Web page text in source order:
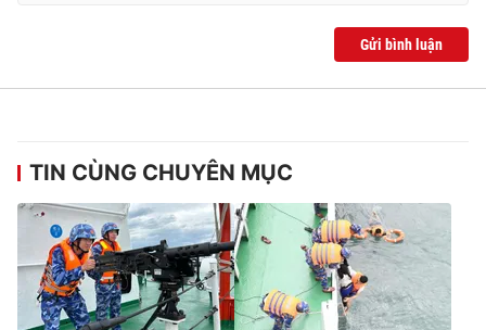
Gửi bình luận
TIN CÙNG CHUYÊN MỤC